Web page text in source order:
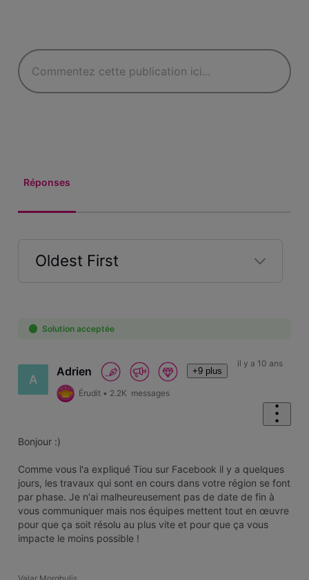
Réponses
Oldest First
First
Solution acceptée
A
Adrien +9 plus
Érudit • 2.2K messages
il y a 10 ans
Bonjour :)
Comme vous l'a expliqué Tiou sur Facebook il y a quelques
jours, les travaux qui sont en cours dans votre région se font
par phase. Je n'ai malheureusement pas de date de fin à
vous communiquer mais nos équipes mettent tout en œuvre
pour que ça soit résolu au plus vite et pour que ça vous
impacte le moins possible !